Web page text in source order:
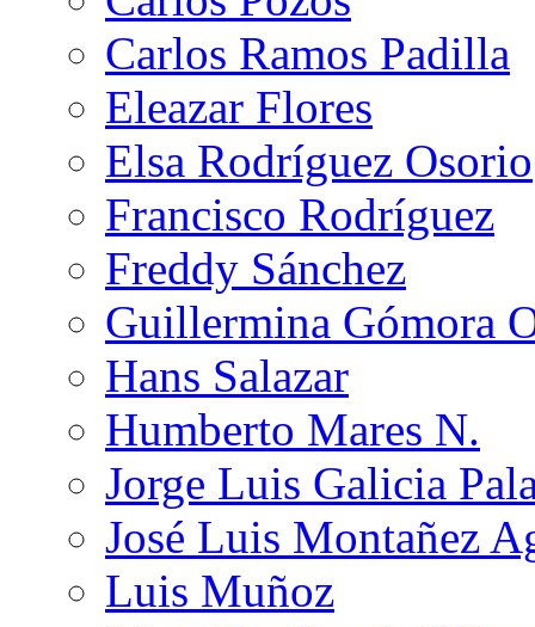
Carlos Ramos Padilla
Eleazar Flores
Elsa Rodríguez Osorio
Francisco Rodríguez
Freddy Sánchez
Guillermina Gómora
Hans Salazar
Humberto Mares N.
Jorge Luis Galicia
José Luis Montañez
Luis Muñoz